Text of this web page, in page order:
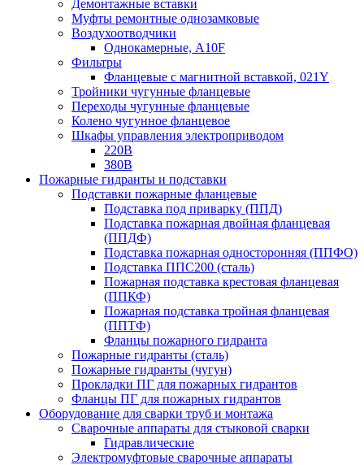
Демонтажные вставки
Муфты ремонтные однозамковые
Воздухоотводчики
Однокамерные, A10F
Фильтры
Фланцевые с магнитной вставкой, 021Y
Тройники чугунные фланцевые
Переходы чугунные фланцевые
Колено чугунное фланцевое
Шкафы управления электроприводом
220В
380В
Пожарные гидранты и подставки
Подставки пожарные фланцевые
Подставка под приварку (ППД)
Подставка пожарная двойная фланцевая
(ППДФ)
Подставка пожарная односторонняя (ППФО)
Подставка ППС200 (сталь)
Пожарная подставка крестовая фланцевая
(ППКФ)
Пожарная подставка тройная фланцевая
(ППТФ)
Фланцы пожарного гидранта
Пожарные гидранты (сталь)
Пожарные гидранты (чугун)
Прокладки ПГ для пожарных гидрантов
Фланцы ПГ для пожарных гидрантов
Оборудование для сварки труб и монтажа
Сварочные аппараты для стыковой сварки
Гидравлические
Электромуфтовые сварочные аппараты